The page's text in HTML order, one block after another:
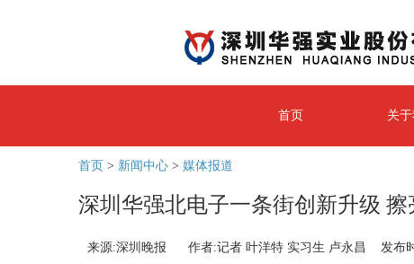
首页 关
首页 > 新闻中心 > 媒体报道
深圳华强北电子一条街创新升级
来源:深圳晚报 作者:记者 叶洋特 实习生 卢永昌 发布时